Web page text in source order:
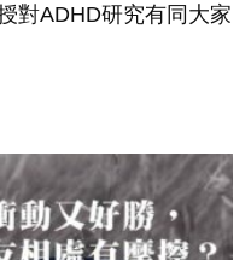
對ADHD研究有同大家